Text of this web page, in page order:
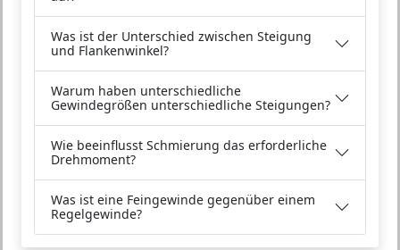
Was ist der Unterschied zwischen Steigung
und Flankenwinkel?
Warum haben unterschiedliche
Gewindegrößen unterschiedliche Steigungen?
Wie beeinflusst Schmierung das erforderliche
Drehmoment?
Was ist eine Feingewinde gegenüber einem
Regelgewinde?